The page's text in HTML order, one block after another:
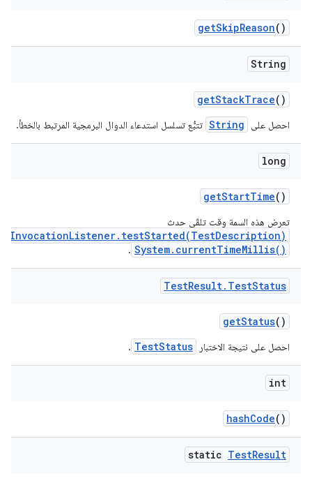
getSkipReason()
String
getStackTrace()
احصل على String تتبُّع تسلسل استدعاء الدوال البرمجية المرتبط بالخطأ.
long
getStartTime()
تعرِض هذه السمة وقت تلقّي حدث
System.currentTimeMillis()
.
TestResult. TestStatus
getStatus()
احصل على نتيجة الاختبار TestStatus
.
int
hashCode()
static TestResult